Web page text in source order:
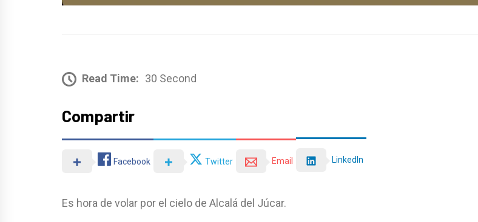
Read Time: 30 Second
Compartir
Facebook Twitter Email LinkedIn
Es hora de volar por el cielo de Alcalá del Júcar.